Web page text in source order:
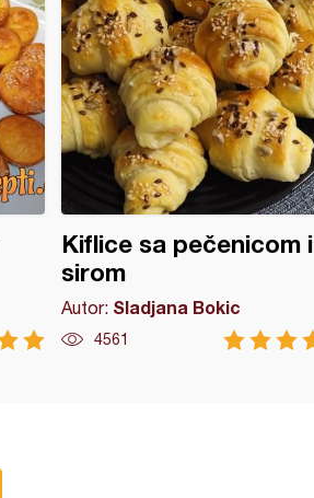
Kiflice sa pečenicom i
sirom
Autor: Sladjana Bokic
4561